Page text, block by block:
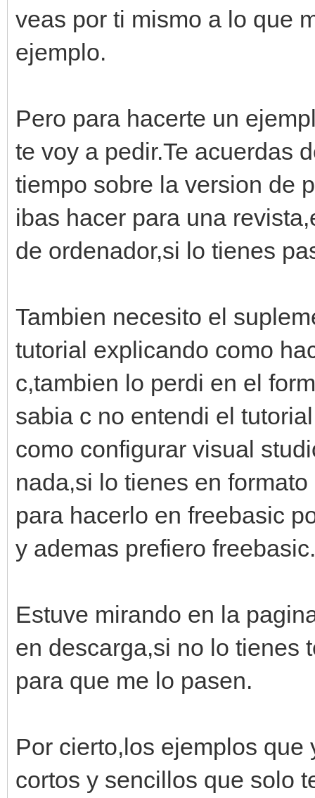
veas por ti mismo a lo que
ejemplo.
Pero para hacerte un
te voy a pedir.Te acuerdas
tiempo sobre la version de
ibas hacer para una
de ordenador,si lo tienes
Tambien necesito el
tutorial explicando como
c,tambien lo perdi en el
sabia c no entendi el
como configurar visual
nada,si lo tienes en
para hacerlo en freebasic
y ademas prefiero freebasic.
Estuve mirando en la
en descarga,si no lo tienes
para que me lo pasen.
Por cierto,los ejemplos
cortos y sencillos que solo